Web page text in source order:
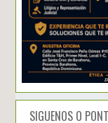
SIGUENOS O